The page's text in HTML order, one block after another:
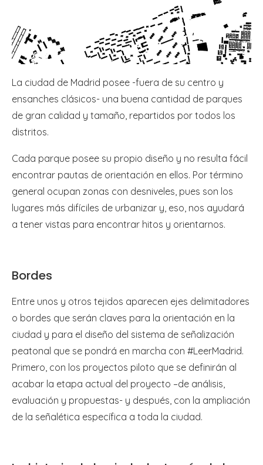
La ciudad de Madrid posee -fuera de su centro y
ensanches clásicos- una buena cantidad de parques
de gran calidad y tamaño, repartidos por todos los
distritos.
Cada parque posee su propio diseño y no resulta fácil
encontrar pautas de orientación en ellos. Por término
general ocupan zonas con desniveles, pues son los
lugares más difíciles de urbanizar y, eso, nos ayudará
a tener vistas para encontrar hitos y orientarnos.
Bordes
Entre unos y otros tejidos aparecen ejes delimitadores
o bordes que serán claves para la orientación en la
ciudad y para el diseño del sistema de señalización
peatonal que se pondrá en marcha con #LeerMadrid.
Primero, con los proyectos piloto que se definirán al
acabar la etapa actual del proyecto –de análisis,
evaluación y propuestas- y después, con la ampliación
de la señalética específica a toda la ciudad.